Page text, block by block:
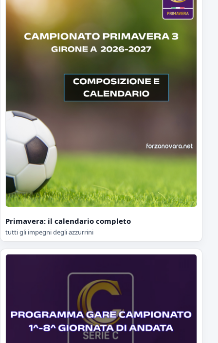
Primavera: il calendario completo
tutti gli impegni degli azzurrini